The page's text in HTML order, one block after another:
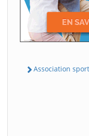
Association